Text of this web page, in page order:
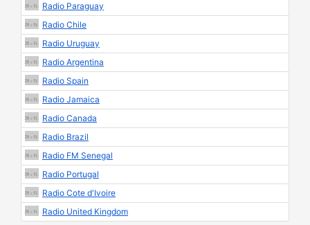
Radio Paraguay
Radio Chile
Radio Uruguay
Radio Argentina
Radio Spain
Radio Jamaica
Radio Canada
Radio Brazil
Radio FM Senegal
Radio Portugal
Radio Cote d'Ivoire
Radio United Kingdom